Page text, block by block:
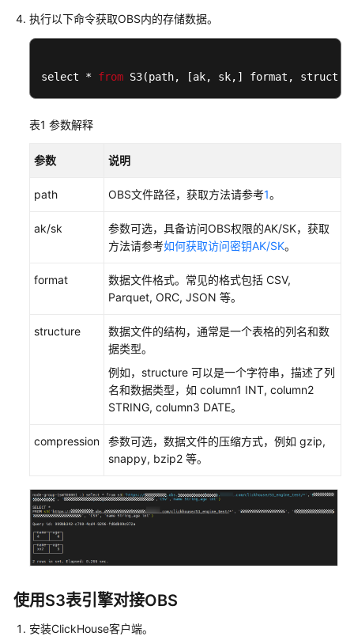
使
擎
ClickHouse
户
管
ClickHouse
实
ClickHouse
数
据
迁
移
步
配
执行以下命令获取OBS内的存储数据。
select * from S3(path, [ak, sk,] format,
表1 参数解释
参数 说明
path OBS文件路径，获取方法请参考1。
ak/sk
参数可选，具备访问OBS权限的AK/SK，获取
方法请参考如何获取访问密钥AK/SK。
format
数据文件格式。常见的格式包括 CSV,
Parquet, ORC, JSON 等。
structure
数据文件的结构，通常是一个表格的列名和数
据类型。
例如，structure 可以是一个字符串，描述了列
名和数据类型，如 column1 INT, column2
STRING, column3 DATE。
compression
参数可选，数据文件的压缩方式，例如 gzip,
snappy, bzip2 等。
使用S3表引擎对接OBS
安装ClickHouse客户端。